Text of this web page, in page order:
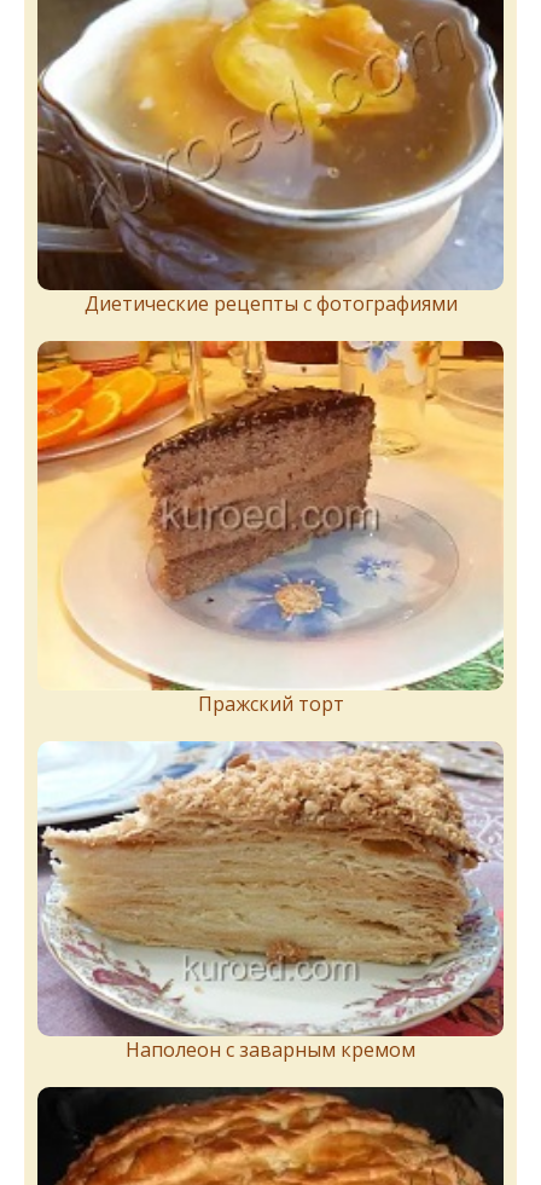
Диетические рецепты с фотографиями
Пражский торт
Наполеон с заварным кремом